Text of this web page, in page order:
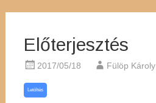
Előterjesztés
2017/05/18 Fülöp Károly
Letöltés